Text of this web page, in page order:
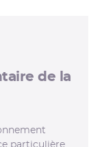
de la
particulière